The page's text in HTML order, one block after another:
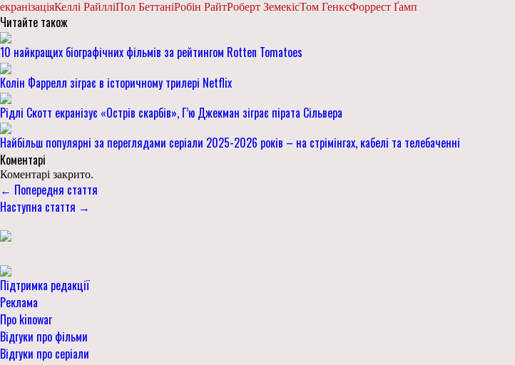
екранізаціяКеллі РайлліПол БеттаніРобін РайтРоберт ЗемекісТом ГенксФоррест Ґамп
Читайте також
10 найкращих біографічних фільмів за рейтингом Rotten Tomatoes
Колін Фаррелл зіграє в історичному трилері Netflix
Рідлі Скотт екранізує «Острів скарбів», Г’ю Джекман зіграє пірата Сільвера
Найбільш популярні за переглядами серіали 2025-2026 років – на стрімінгах, кабелі та телебаченні
Коментарі
Коментарі закрито.
← Попередня стаття
Наступна стаття →
Підтримка редакції
Реклама
Про kinowar
Відгуки про фільми
Відгуки про серіали